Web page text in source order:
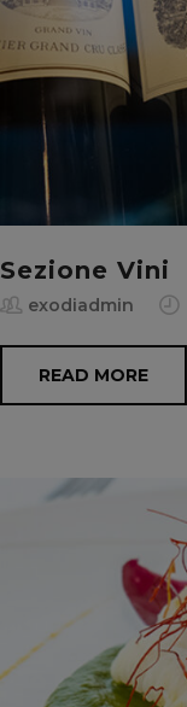
Sezione Vini
exodiadmin
READ MORE